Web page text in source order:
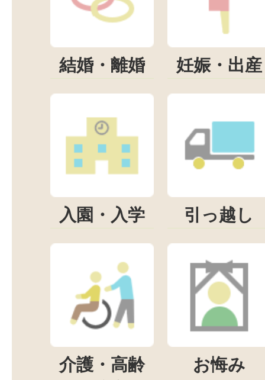
結婚・離婚 妊娠・出産
入園・入学 引っ越し
介護・高齢
お悔み